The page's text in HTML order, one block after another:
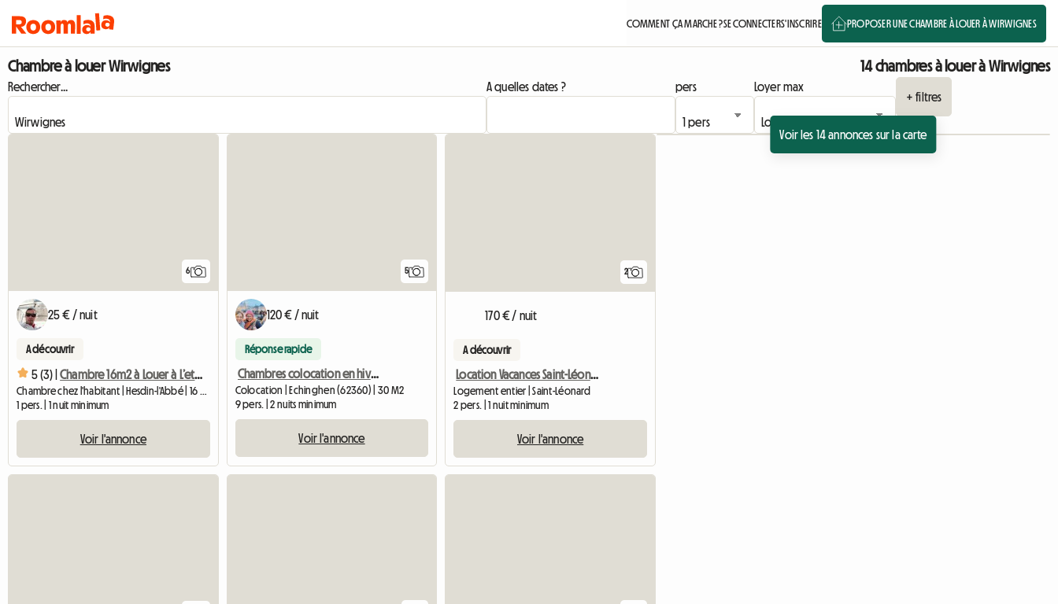
COMMENT ÇA MARCHE ?SE CONNECTERS'INSCRIRE PROPOSER UNE CHAMBRE À LOUER À WIRWIGNES
Chambre à louer Wirwignes 14 chambres à louer à Wirwignes
Rechercher... A quelles dates ? pers
Loyer max
+ filtres
Voir les 14 annonces sur la carte
6
25 € / nuit
A découvrir
5 (3) | Chambre 16m2 à Louer à L’etage
Chambre chez l'habitant | Hesdin-l'Abbé | 16 M2
1 pers. | 1 nuit minimum
Voir l'annonce
5
120 € / nuit
Réponse rapide
Chambres colocation en hiver près de boulogne sur mer
Colocation | Echinghen (62360) | 30 M2
9 pers. | 2 nuits minimum
Voir l'annonce
2
170 € / nuit
A découvrir
Location Vacances Saint-Léonard
Logement entier | Saint-Léonard
2 pers. | 1 nuit minimum
Voir l'annonce